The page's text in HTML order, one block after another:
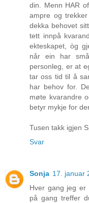
din. Menn HAR
ampre og
dekka behovet
tett innpå
ekteskapet, òg
når ein har
personleg, er at
tar oss tid til å
har behov for.
møte kvarandre
betyr mykje for
Tusen takk igjen
Svar
Sonja 17. januar
Hver gang jeg er
på gang treffer